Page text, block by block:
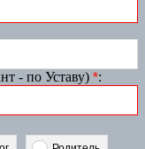
- по Уставу) *: